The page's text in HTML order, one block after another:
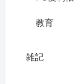
教育
雑記